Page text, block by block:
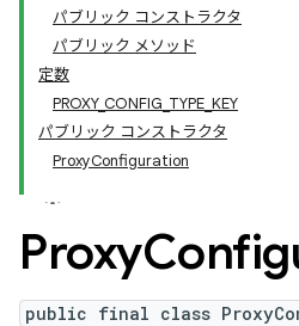
パブリック コンストラクタ
パブリック メソッド
定数
PROXY_CONFIG_TYPE_KEY
パブリック コンストラクタ
ProxyConfiguration
Proxy
public final class